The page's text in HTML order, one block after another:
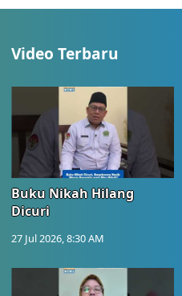
Video Terbaru
Buku Nikah Hilang
Dicuri
27 Jul 2026, 8:30 AM